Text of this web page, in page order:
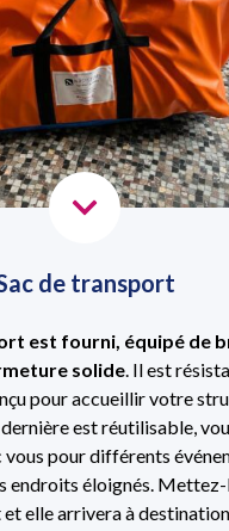
de transport
est fourni, équipé de
solide. Il est
pour accueillir votre
est réutilisable,
vous pour différents
endroits éloignés. Mettez-
elle arrivera à